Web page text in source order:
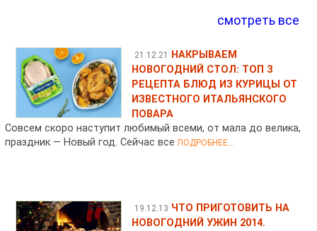
смотреть все
21.12.21
НАКРЫВАЕМ
НОВОГОДНИЙ СТОЛ: ТОП 3
РЕЦЕПТА БЛЮД ИЗ КУРИЦЫ ОТ
ИЗВЕСТНОГО ИТАЛЬЯНСКОГО
ПОВАРА
Совсем скоро наступит любимый всеми, от мала до велика,
праздник — Новый год. Сейчас всеПОДРОБНЕЕ...
19.12.13 ЧТО ПРИГОТОВИТЬ НА
НОВОГОДНИЙ УЖИН 2014.